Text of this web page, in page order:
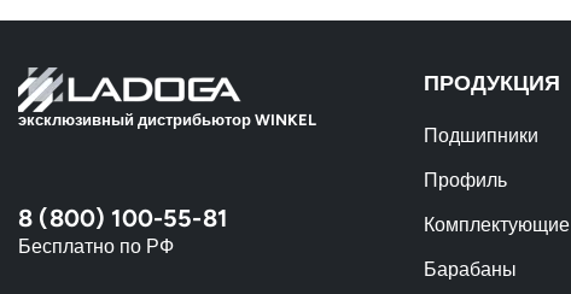
эксклюзивный дистрибьютор WINKEL
8 (800) 100-55-81
Бесплатно по РФ
ПРОДУКЦИЯ
Подшипники
Профиль
Комплектующие
Барабаны